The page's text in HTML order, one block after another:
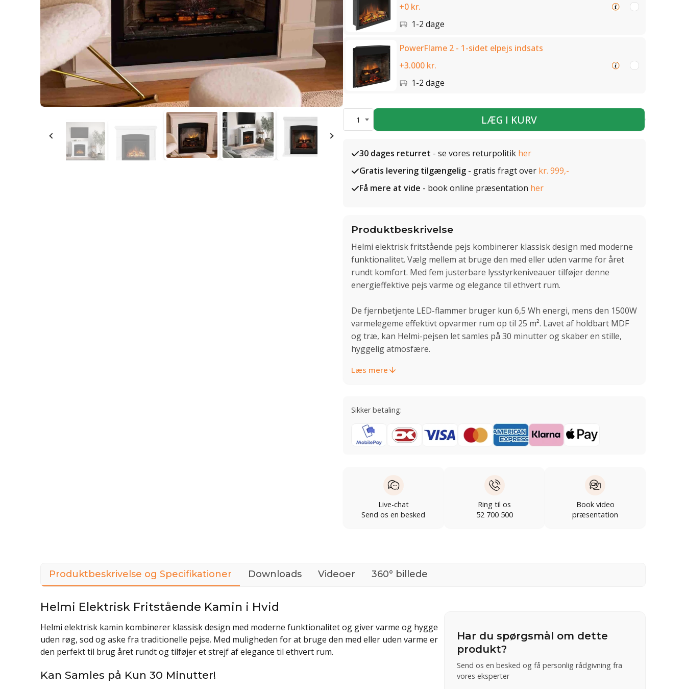
+0 kr.
1-2 dage
PowerFlame 2 - 1-sidet elpejs indsats
+3.000 kr.
1-2 dage
1 LÆG I KURV
30 dages returret - se vores returpolitik her
Gratis levering tilgængelig - gratis fragt over kr. 999,-
Få mere at vide - book online præsentation her
Produktbeskrivelse
Helmi elektrisk fritstående pejs kombinerer klassisk design med moderne
funktionalitet. Vælg mellem at bruge den med eller uden varme for året
rundt komfort. Med fem justerbare lysstyrkeniveauer tilføjer denne
energieffektive pejs varme og elegance til ethvert rum.
De fjernbetjente LED-flammer bruger kun 6,5 Wh energi, mens den 1500W
varmelegeme effektivt opvarmer rum op til 25 m². Lavet af holdbart MDF
og træ, kan Helmi-pejsen let samles på 30 minutter og skaber en stille,
hyggelig atmosfære.
Læs mere
Sikker betaling:
Live-chat
Send os en besked
Ring til os
52 700 500
Book video
præsentation
Produktbeskrivelse og Specifikationer Downloads Videoer 360° billede
Helmi Elektrisk Fritstående Kamin i Hvid
Helmi elektrisk kamin kombinerer klassisk design med moderne funktionalitet og giver varme og hygge
uden røg, sod og aske fra traditionelle pejse. Med muligheden for at bruge den med eller uden varme er
den perfekt til brug året rundt og tilføjer et strejf af elegance til ethvert rum.
Kan Samles på Kun 30 Minutter!
Har du spørgsmål om dette
produkt?
Send os en besked og få personlig rådgivning fra
vores eksperter